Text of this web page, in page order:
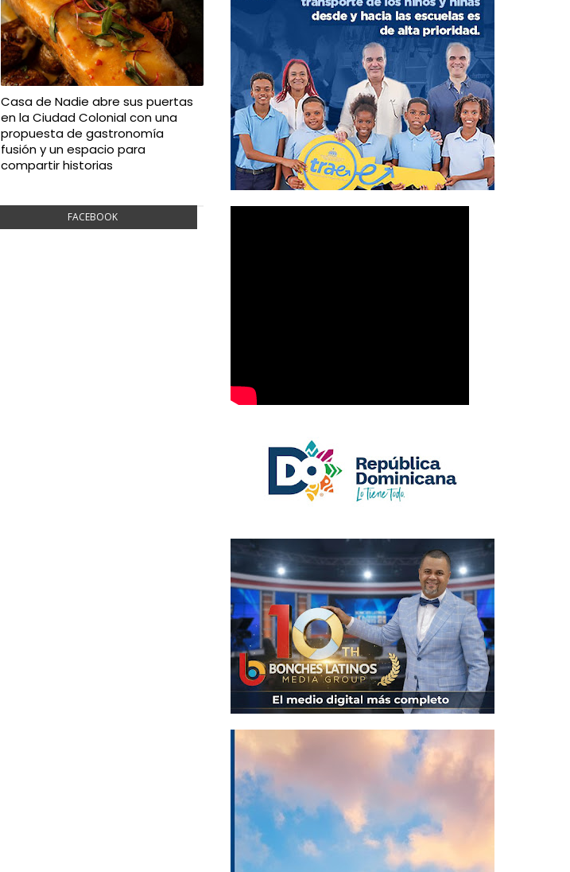
Casa de Nadie abre sus puertas
en la Ciudad Colonial con una
propuesta de gastronomía
fusión y un espacio para
compartir historias
FACEBOOK